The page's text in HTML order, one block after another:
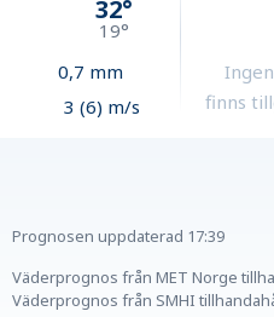
32°
19°
0,7 mm
3 (6) m/s
finns
Prognosen uppdaterad 17:39
Väderprognos från MET Norge
Väderprognos från SMHI